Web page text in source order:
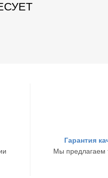
Гарантия
Мы предлагаем